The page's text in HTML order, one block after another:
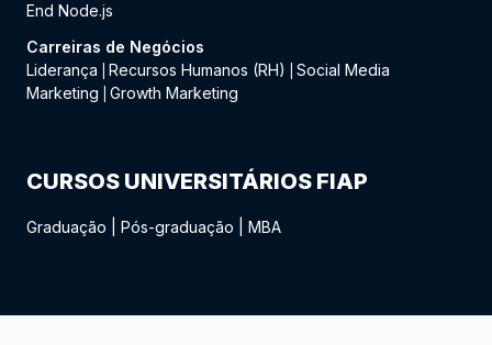
End Node.js
Carreiras de Negócios
Liderança
Recursos Humanos (RH)
Social Media
Marketing
Growth Marketing
CURSOS UNIVERSITÁRIOS FIAP
Graduação Pós-graduação MBA